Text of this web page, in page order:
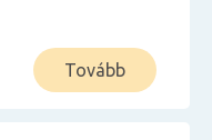
Tovább